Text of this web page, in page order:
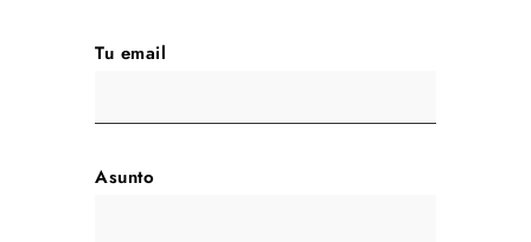
Tu email
Asunto